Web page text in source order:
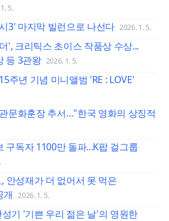
5.
3' 마지막 빌런으로 나선다 2026. 1. 5.
', 크리틱스 초이스 작품상 수상...
등 3관왕 2026. 1. 5.
주년 기념 미니앨범 'RE : LOVE'
문화훈장 추서…"한국 영화의 상징적
구독자 1100만 돌파...K팝 걸그룹
안성재가 더 없어서 못 먹은
개 2026. 1. 5.
기 '기쁜 우리 젊은 날'의 영원한